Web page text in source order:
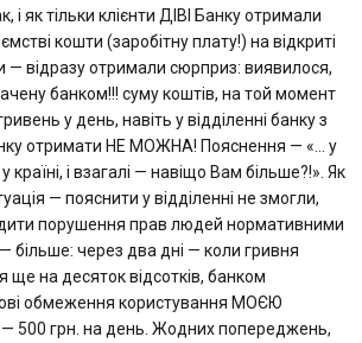
і як тільки клієнти ДІВІ Банку отримали
кошти (заробітну плату!) на відкриті
— відразу отримали сюрприз: виявилося,
банком!!! суму коштів, на той момент
у день, навіть у відділенні банку з
отримати НЕ МОЖНА! Пояснення — «… у
країні, і взагалі — навіщо Вам більше?!». Як
— пояснити у відділенні не змогли,
порушення прав людей нормативними
більше: через два дні — коли гривня
ще на десяток відсотків, банком
обмеження користування МОЄЮ
500 грн. на день. Жодних попереджень,